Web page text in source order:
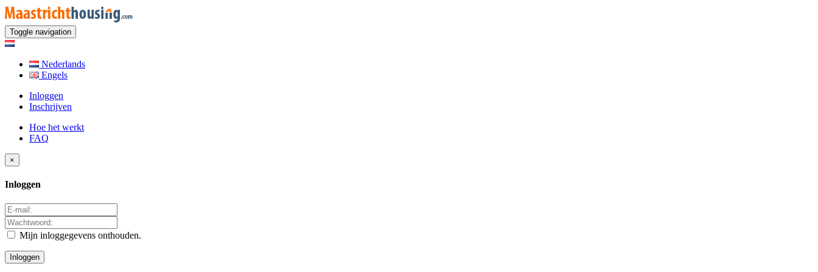
Toggle navigation
Nederlands
Engels
Inloggen
Inschrijven
Hoe het werkt
FAQ
×
Inloggen
Mijn inloggegevens onthouden.
Inloggen